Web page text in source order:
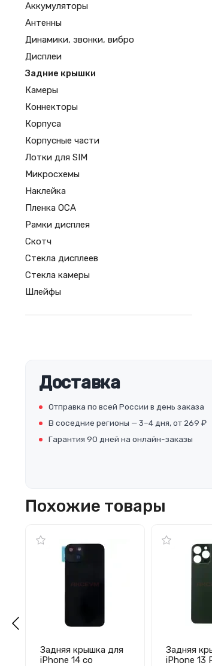
Аккумуляторы
Антенны
Динамики, звонки, вибро
Дисплеи
Задние крышки
Камеры
Коннекторы
Корпуса
Корпусные части
Лотки для SIM
Микросхемы
Наклейка
Пленка OCA
Рамки дисплея
Скотч
Стекла дисплеев
Стекла камеры
Шлейфы
Доставка
Отправка по всей России в день заказа
В соседние регионы — 3–4 дня, от 269 ₽
Гарантия 90 дней на онлайн-заказы
Похожие товары
Задняя крышка для
iPhone 14 со
Задняя
iPhone 13